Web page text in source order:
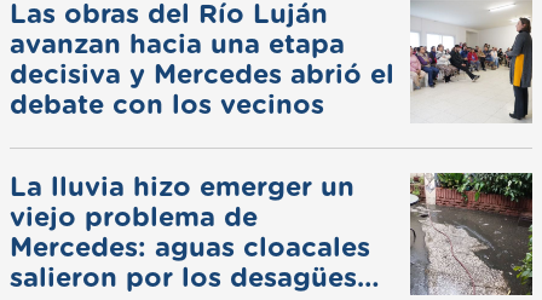
Las obras del Río Luján
avanzan hacia una etapa
decisiva y Mercedes abrió el
debate con los vecinos
La lluvia hizo emerger un
viejo problema de
Mercedes: aguas cloacales
salieron por los desagües